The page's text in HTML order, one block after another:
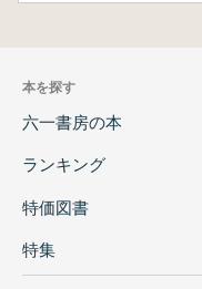
本を探す
六一書房の本
ランキング
特価図書
特集